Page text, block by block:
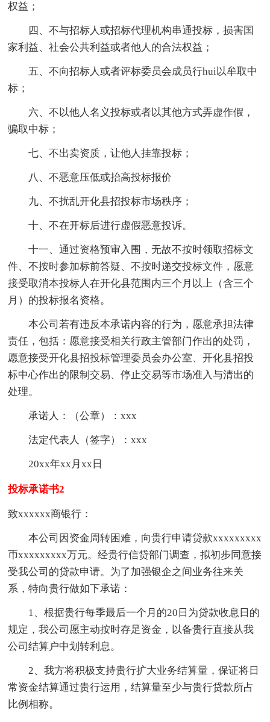
权益；
四、不与招标人或招标代理机构串通投标，损害国
家利益、社会公共利益或者他人的合法权益；
五、不向招标人或者评标委员会成员行hui以牟取中
标；
六、不以他人名义投标或者以其他方式弄虚作假，
骗取中标；
七、不出卖资质，让他人挂靠投标；
八、不恶意压低或抬高投标报价
九、不扰乱开化县招投标市场秩序；
十、不在开标后进行虚假恶意投诉。
十一、通过资格预审入围，无故不按时领取招标文
件、不按时参加标前答疑、不按时递交投标文件，愿意
接受取消本投标人在开化县范围内三个月以上（含三个
月）的投标报名资格。
本公司若有违反本承诺内容的行为，愿意承担法律
责任，包括：愿意接受相关行政主管部门作出的处罚，
愿意接受开化县招投标管理委员会办公室、开化县招投
标中心作出的限制交易、停止交易等市场准入与清出的
处理。
承诺人：（公章）：xxx
法定代表人（签字）：xxx
20xx年xx月xx日
投标承诺书2
致xxxxxx商银行：
本公司因资金周转困难，向贵行申请贷款xxxxxxxxx
币xxxxxxxxx万元。经贵行信贷部门调查，拟初步同意接
受我公司的贷款申请。为了加强银企之间业务往来关
系，特向贵行做如下承诺：
1、根据贵行每季最后一个月的20日为贷款收息日的
规定，我公司愿主动按时存足资金，以备贵行直接从我
公司结算户中划转利息。
2、我方将积极支持贵行扩大业务结算量，保证将日
常资金结算通过贵行运用，结算量至少与贵行贷款所占
比例相称。